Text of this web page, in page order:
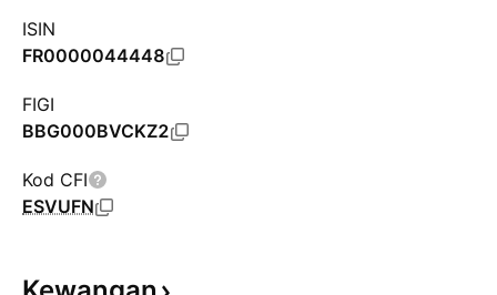
ISIN
FR0000044448
FIGI
BBG000BVCKZ2
Kod CFI
ESVUFN